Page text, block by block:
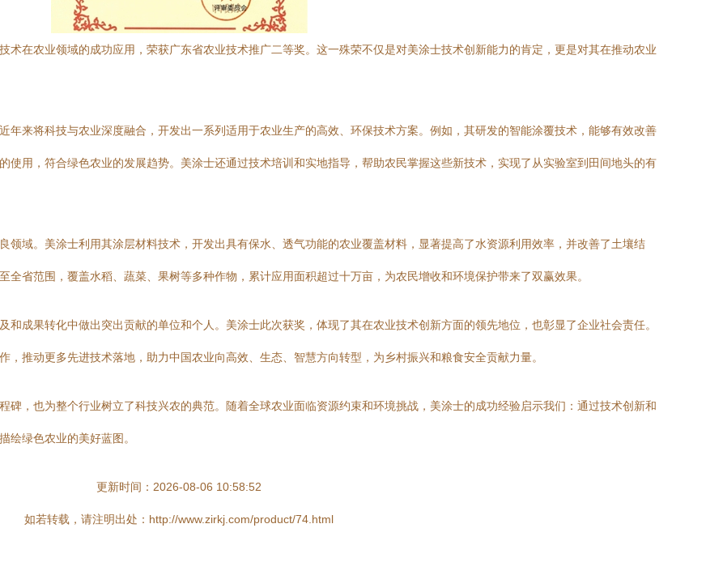
术在农业领域的成功应用，荣获广东省农业技术推广二等奖。这一殊荣不仅是对美涂士技术创新能力的肯定，更是对其在推动农业
年来将科技与农业深度融合，开发出一系列适用于农业生产的高效、环保技术方案。例如，其研发的智能涂覆技术，能够有效改善
使用，符合绿色农业的发展趋势。美涂士还通过技术培训和实地指导，帮助农民掌握这些新技术，实现了从实验室到田间地头的有
领域。美涂士利用其涂层材料技术，开发出具有保水、透气功能的农业覆盖材料，显著提高了水资源利用效率，并改善了土壤结
省范围，覆盖水稻、蔬菜、果树等多种作物，累计应用面积超过十万亩，为农民增收和环境保护带来了双赢效果。
和成果转化中做出突出贡献的单位和个人。美涂士此次获奖，体现了其在农业技术创新方面的领先地位，也彰显了企业社会责任。
推动更多先进技术落地，助力中国农业向高效、生态、智慧方向转型，为乡村振兴和粮食安全贡献力量。
碑，也为整个行业树立了科技兴农的典范。随着全球农业面临资源约束和环境挑战，美涂士的成功经验启示我们：通过技术创新和
绘绿色农业的美好蓝图。
更新时间：2026-08-06 10:58:52
如若转载，请注明出处：http://www.zirkj.com/product/74.html